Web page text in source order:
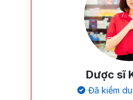
Dược sĩ
Đã kiểm